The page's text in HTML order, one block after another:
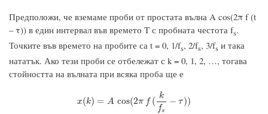
Предположи, че вземаме проби от простата вълна A cos(2π f (t
– τ)) в един интервал във времето T с пробната честота fs.
Точките във времето на пробите са t = 0, 1/fs, 2/fs, 3/fs и така
нататък. Ако тези проби се отбележат с k = 0, 1, 2, …, тогава
стойността на вълната при всяка проба ще е
x(k) = A cos(2π f (
k
fs
− τ))
x (k =Acos(2πf (kfs−τ ))